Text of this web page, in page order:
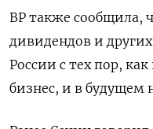
BP также сообщила,
дивидендов и
России с тех пор,
бизнес, и в будущем